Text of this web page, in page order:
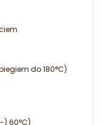
do 180°C)
) 60°C)